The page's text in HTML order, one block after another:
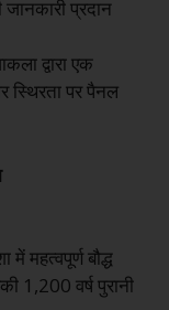
जानकारी प्रदान
द्वारा एक
स्थिरता पर पैनल
महत्वपूर्ण बौद्ध
1,200 वर्ष पुरानी